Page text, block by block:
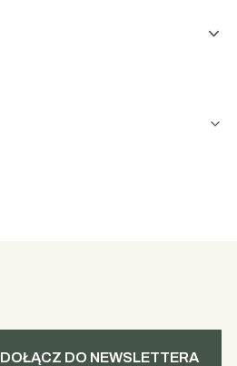
DOŁĄCZ DO NEWSLETTERA